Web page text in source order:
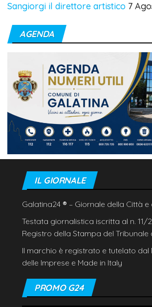
Sangiorgi il direttore artistico 7
AGENDA
IL GIORNALE
Galatina24 ® – Giornale della Città e
Testata giornalistica iscritta al n. 11/
Registro della Stampa del Tribunale
Il marchio è registrato e tutelato dal
delle Imprese e Made in Italy
PROMO G24